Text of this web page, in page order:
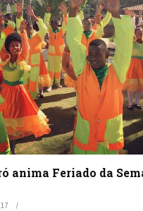
anima Feriado da